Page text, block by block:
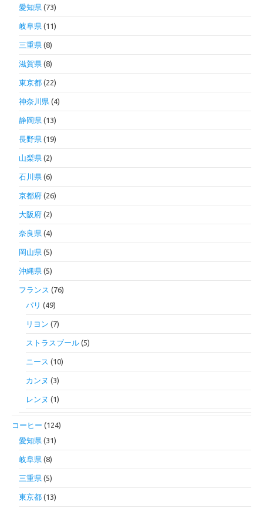
愛知県 (73)
岐阜県 (11)
三重県 (8)
滋賀県 (8)
東京都 (22)
神奈川県 (4)
静岡県 (13)
長野県 (19)
山梨県 (2)
石川県 (6)
京都府 (26)
大阪府 (2)
奈良県 (4)
岡山県 (5)
沖縄県 (5)
フランス (76)
パリ (49)
リヨン (7)
ストラスブール (5)
ニース (10)
カンヌ (3)
レンヌ (1)
コーヒー (124)
愛知県 (31)
岐阜県 (8)
三重県 (5)
東京都 (13)